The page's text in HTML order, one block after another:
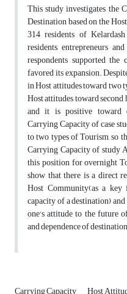
This study investigates the
Destination based on the
314 residents of
residents, entrepreneurs
respondents supported
favored its expansion.
in Host attitudes toward two
Host attitudes toward
and it is positive toward
Carrying Capacity of case
to two types of Tourism, so
Carrying Capacity of study
this position for overnight
show that there is a direct
Host Community(as a
capacity of a destination)
one's attitude to the future
and dependence of